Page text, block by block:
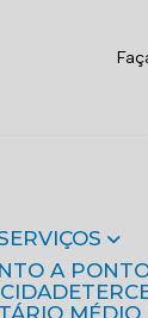
SERVIÇOS
A